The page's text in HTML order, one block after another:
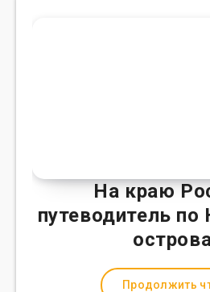
На краю
путеводитель по
Продолжить